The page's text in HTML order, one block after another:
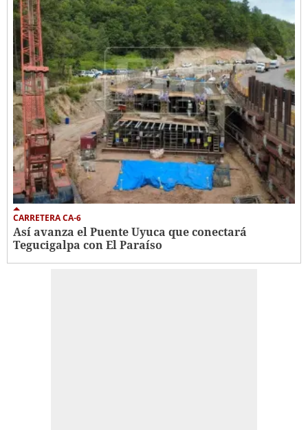
CARRETERA CA-6
Así avanza el Puente Uyuca que conectará
Tegucigalpa con El Paraíso